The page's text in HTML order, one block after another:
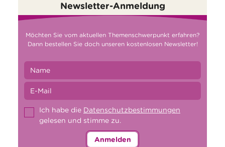
Newsletter-Anmeldung
Möchten Sie vom aktuellen Themenschwerpunkt erfahren?
Dann bestellen Sie doch unseren kostenlosen Newsletter!
Ich habe die Datenschutzbestimmungen
gelesen und stimme zu.
Anmelden